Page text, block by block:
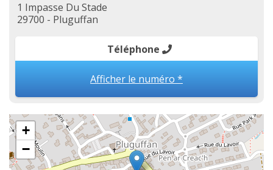
1 Impasse Du Stade
29700 - Pluguffan
Téléphone
Afficher le numéro *
+
−